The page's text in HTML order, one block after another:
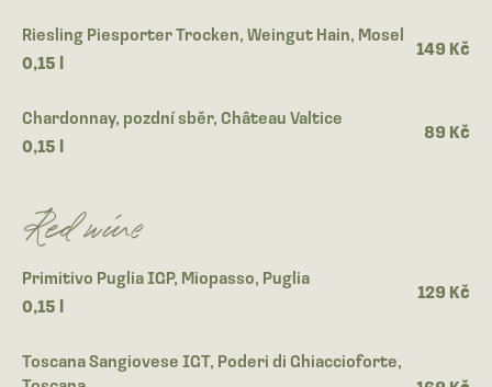
Riesling Piesporter Trocken, Weingut Hain, Mosel
0,15 l
149 Kč
Chardonnay, pozdní sběr, Château Valtice
0,15 l
89 Kč
Red wine
Primitivo Puglia IGP, Miopasso, Puglia
0,15 l
129 Kč
Toscana Sangiovese IGT, Poderi di Ghiaccioforte,